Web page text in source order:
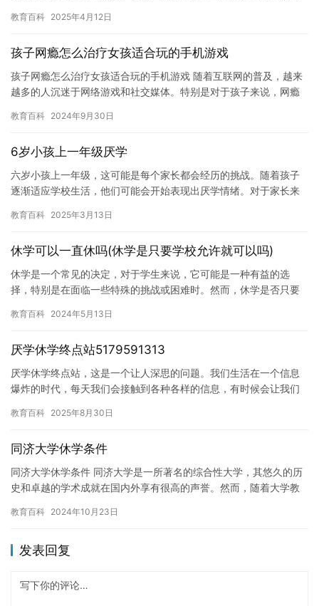
教育百科 2025年4月12日
孩子网瘾怎么治疗女孩适合玩的手机游戏
孩子网瘾怎么治疗女孩适合玩的手机游戏 随着互联网的普及，越来
越多的人沉迷于网络游戏和社交媒体。特别是对于孩子来说，网瘾
成绩…
教育百科 2024年9月30日
6岁小孩上一年级厌学
六岁小孩上一年级，这可能是每个家长都会经历的挑战。随着孩子
逐渐适应学校生活，他们可能会开始表现出厌学情绪。对于家长来
原因，…
教育百科 2025年3月13日
休学可以一直休吗(休学是只要学校允许就可以吗)
休学是一个常见的决定，对于学生来说，它可能是一种有益的选
择，特别是在面临一些特殊的挑战或困难时。然而，休学是否只要
我们将探…
教育百科 2024年5月13日
厌学休学终点站5179591313
厌学休学终点站，这是一个让人深思的问题。我们生活在一个信息
爆炸的时代，每天我们会接触到各种各样的信息，有时候会让我们
件乏味…
教育百科 2025年8月30日
同济大学休学条件
同济大学休学条件 同济大学是一所著名的综合性大学，其悠久的历
史和卓越的学术成就在国内外享有很高的声誉。然而，随着大学教
绍同…
教育百科 2024年10月23日
发表回复